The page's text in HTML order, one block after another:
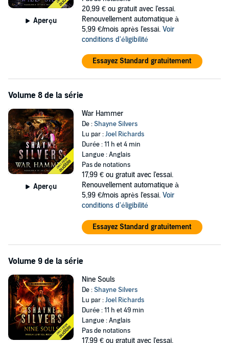
Aperçu
20,99 € ou gratuit avec l'essai.
Renouvellement automatique à
5,99 €/mois après l'essai. Voir
conditions d'éligibilité
Essayez Standard gratuitement
Volume 8 de la série
Aperçu
War Hammer
De :Shayne Silvers
Lu par :Joel Richards
Durée : 11 h et 4 min
Langue : Anglais
Pas de notations
17,99 € ou gratuit avec l'essai.
Renouvellement automatique à
5,99 €/mois après l'essai. Voir
conditions d'éligibilité
Essayez Standard gratuitement
Volume 9 de la série
Nine Souls
De :Shayne Silvers
Lu par :Joel Richards
Durée : 11 h et 49 min
Langue : Anglais
Pas de notations
17,99 € ou gratuit avec l'essai.